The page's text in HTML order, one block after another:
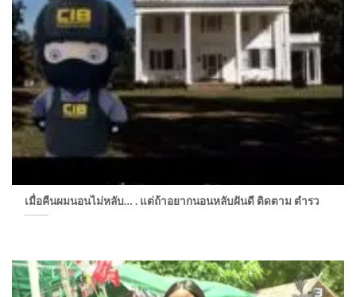
เมื่อคืนผมนอนไม่หลับ… . แต่ถ้าอยากนอนหลับฝันดี ติดตาม ตำรว